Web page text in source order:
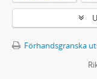
Förhandsgranska